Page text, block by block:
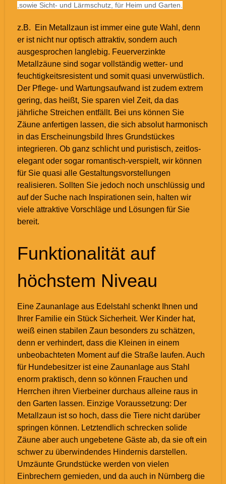
,sowie Sicht- und Lärmschutz, für Heim und Garten.
z.B. Ein Metallzaun ist immer eine gute Wahl, denn
er ist nicht nur optisch attraktiv, sondern auch
ausgesprochen langlebig. Feuerverzinkte
Metallzäune sind sogar vollständig wetter- und
feuchtigkeitsresistent und somit quasi unverwüstlich.
Der Pflege- und Wartungsaufwand ist zudem extrem
gering, das heißt, Sie sparen viel Zeit, da das
jährliche Streichen entfällt. Bei uns können Sie
Zäune anfertigen lassen, die sich absolut harmonisch
in das Erscheinungsbild Ihres Grundstückes
integrieren. Ob ganz schlicht und puristisch, zeitlos-
elegant oder sogar romantisch-verspielt, wir können
für Sie quasi alle Gestaltungsvorstellungen
realisieren. Sollten Sie jedoch noch unschlüssig und
auf der Suche nach Inspirationen sein, halten wir
viele attraktive Vorschläge und Lösungen für Sie
bereit.
Funktionalität auf
höchstem Niveau
Eine Zaunanlage aus Edelstahl schenkt Ihnen und
Ihrer Familie ein Stück Sicherheit. Wer Kinder hat,
weiß einen stabilen Zaun besonders zu schätzen,
denn er verhindert, dass die Kleinen in einem
unbeobachteten Moment auf die Straße laufen. Auch
für Hundebesitzer ist eine Zaunanlage aus Stahl
enorm praktisch, denn so können Frauchen und
Herrchen ihren Vierbeiner durchaus alleine raus in
den Garten lassen. Einzige Voraussetzung: Der
Metallzaun ist so hoch, dass die Tiere nicht darüber
springen können. Letztendlich schrecken solide
Zäune aber auch ungebetene Gäste ab, da sie oft ein
schwer zu überwindendes Hindernis darstellen.
Umzäunte Grundstücke werden von vielen
Einbrechern gemieden, und da auch in Nürnberg die